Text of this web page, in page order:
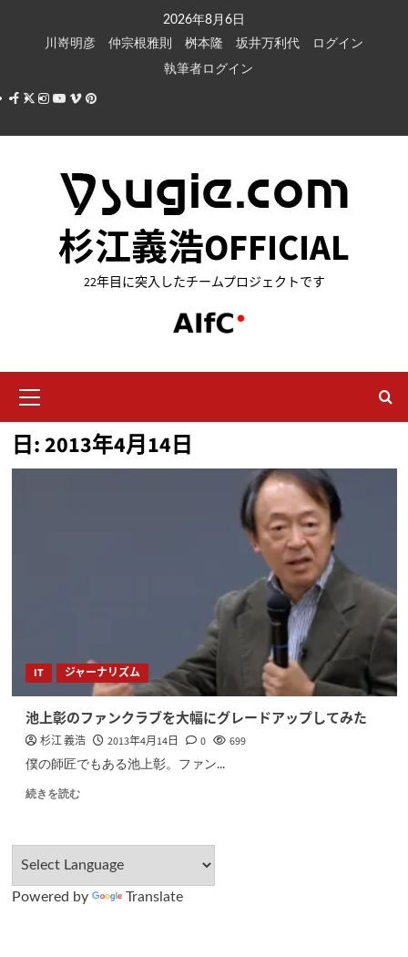
キ
2026年8月6日
川嵜明彦
仲宗根雅則 桝本隆 坂井万利代
ログイン
執筆者ログイン
Facebook
X Instagram
Youtube
VimeoPinterest
杉江義浩OFFICIAL
22年目に突入したチームプロジェクトです
イ
ン
メ
日:2013年4月14日
IT ジャーナリズム
池上彰のファンクラブを大幅にグレードアップしてみた
杉江 義浩 2013年4月14日 0 699
僕の師匠でもある池上彰。ファン...
続きを読む
Powered by Translate